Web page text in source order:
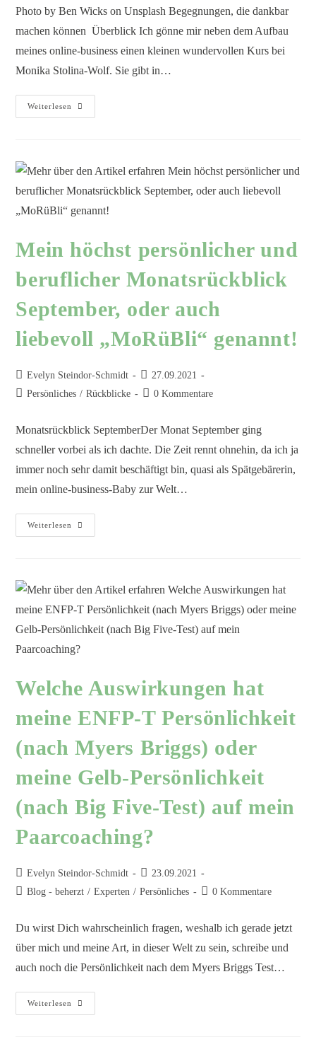
Photo by Ben Wicks on Unsplash Begegnungen, die dankbar
machen können Überblick Ich gönne mir neben dem Aufbau
meines online-business einen kleinen wundervollen Kurs bei
Monika Stolina-Wolf. Sie gibt in…
Weiterlesen
Mein höchst persönlicher und
beruflicher Monatsrückblick
September, oder auch
liebevoll „MoRüBli“ genannt!
Evelyn Steindor-Schmidt
27.09.2021
Persönliches / Rückblicke 0 Kommentare
Monatsrückblick SeptemberDer Monat September ging
schneller vorbei als ich dachte. Die Zeit rennt ohnehin, da ich ja
immer noch sehr damit beschäftigt bin, quasi als Spätgebärerin,
mein online-business-Baby zur Welt…
Weiterlesen
Welche Auswirkungen hat
meine ENFP-T Persönlichkeit
(nach Myers Briggs) oder
meine Gelb-Persönlichkeit
(nach Big Five-Test) auf mein
Paarcoaching?
Evelyn Steindor-Schmidt
23.09.2021
Blog - beherzt / Experten / Persönliches 0 Kommentare
Du wirst Dich wahrscheinlich fragen, weshalb ich gerade jetzt
über mich und meine Art, in dieser Welt zu sein, schreibe und
auch noch die Persönlichkeit nach dem Myers Briggs Test…
Weiterlesen